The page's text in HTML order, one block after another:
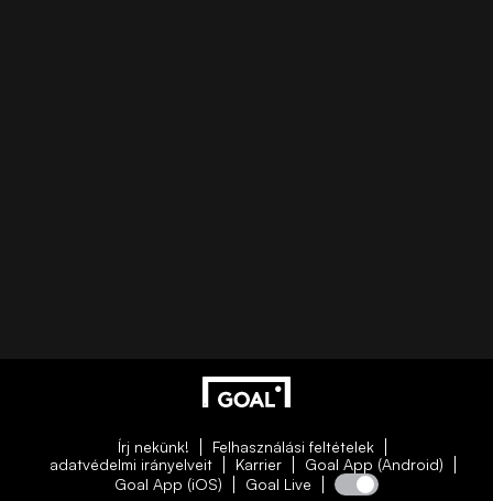
Írj nekünk!
Felhasználási feltételek
adatvédelmi irányelveit
Karrier
Goal App (Android)
Goal App (iOS)
Goal Live